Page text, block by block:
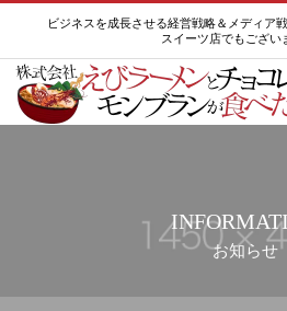
ビジネスを成長させる経営戦略＆メディ
スイーツ店でもござい
お知らせ